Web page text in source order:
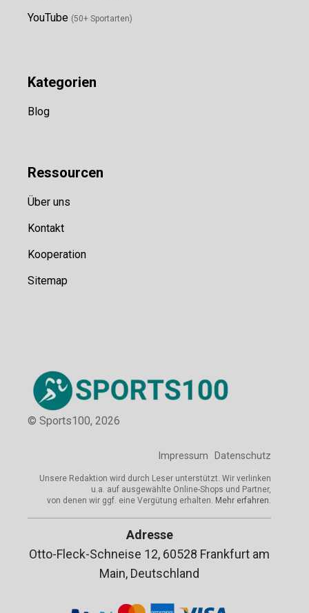
YouTube (50+ Sportarten)
Kategorien
Blog
Ressourcen
Über uns
Kontakt
Kooperation
Sitemap
© Sports100, 2026
Impressum Datenschutz
Unsere Redaktion wird durch Leser unterstützt. Wir verlinken
u.a. auf ausgewählte Online-Shops und Partner,
von denen wir ggf. eine Vergütung erhalten. Mehr erfahren.
Adresse
Otto-Fleck-Schneise 12, 60528 Frankfurt am
Main, Deutschland